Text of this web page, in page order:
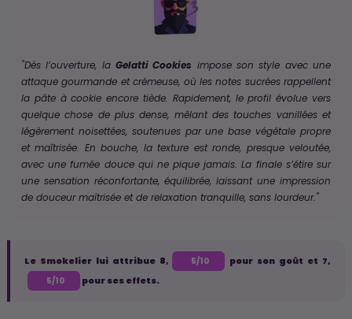
"Dès l’ouverture, la Gelatti Cookies
impose son style avec une
attaque gourmande et crémeuse, où les notes sucrées rappellent
la pâte à cookie encore tiède. Rapidement, le profil évolue vers
quelque chose de plus dense, mêlant des touches vanillées et
légèrement noisettées, soutenues par une base végétale propre
et maîtrisée. En bouche, la texture est ronde, presque veloutée,
avec une fumée douce qui ne pique jamais. La finale s’étire sur
une sensation réconfortante, équilibrée, laissant une impression
de douceur maîtrisée et de relaxation tranquille, sans lourdeur."
Le Smokelier lui attribue 8, 5/10 pour son goût et 7,
5/10 pour ses effets.